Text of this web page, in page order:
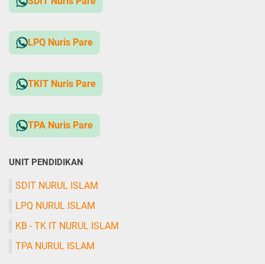
LPQ Nuris Pare
TKIT Nuris Pare
TPA Nuris Pare
UNIT PENDIDIKAN
SDIT NURUL ISLAM
LPQ NURUL ISLAM
KB - TK IT NURUL ISLAM
TPA NURUL ISLAM